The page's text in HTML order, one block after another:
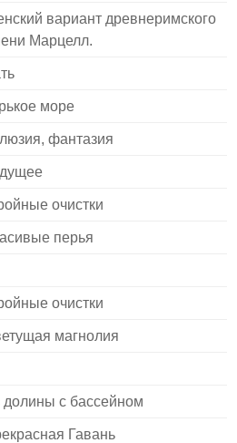
вариант древнеримского
Марцелл.
море
фантазия
очистки
перья
очистки
магнолия
долины с бассейном
Гавань